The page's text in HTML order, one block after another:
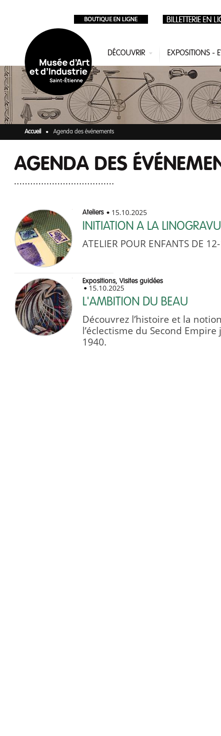
DÉCOUVRIR EXPOSITIONS -
Accueil Agenda des événements
AGENDA DES
Ateliers 15.10.2025
INITIATION A LA
ATELIER POUR ENFANTS DE
Expositions, Visites guidées
15.10.2025
L'AMBITION DU BEAU
Découvrez l’histoire et la
l’éclectisme du Second Empire
1940.